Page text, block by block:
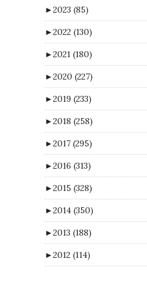
►2023 (85)
►2022 (130)
►2021 (180)
►2020 (227)
►2019 (233)
►2018 (258)
►2017 (295)
►2016 (313)
►2015 (328)
►2014 (350)
►2013 (188)
►2012 (114)